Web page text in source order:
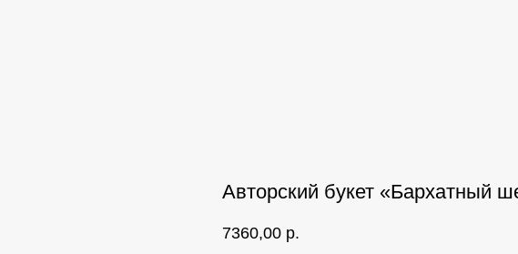
Авторский букет «Бархатный
7360,00 р.